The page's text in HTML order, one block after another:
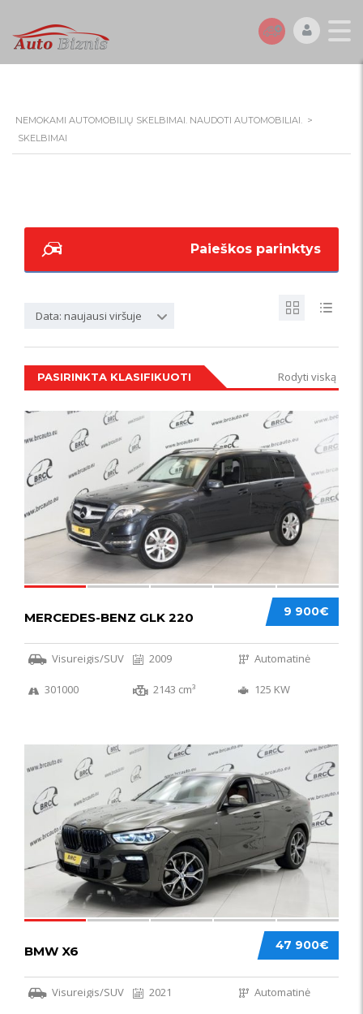
NEMOKAMI AUTOMOBILIŲ SKELBIMAI. NAUDOTI AUTOMOBILIAI. >
SKELBIMAI
Paieškos parinktys
Data: naujausi viršuje
PASIRINKTA KLASIFIKUOTI Rodyti viską
IŠSKIRTINIS
9 900€
MERCEDES-BENZ GLK 220
Visureigis/SUV 2009 Automatinė
301000 2143 cm³ 125 KW
58
47 900€
BMW X6
Visureigis/SUV 2021 Automatinė